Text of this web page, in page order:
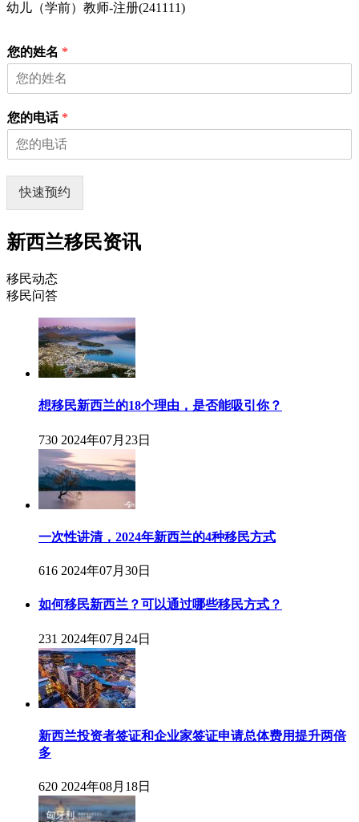
幼儿（学前）教师-注册(241111)
您的姓名 *
您的电话 *
快速预约
新西兰移民资讯
移民动态
移民问答
想移民新西兰的18个理由，是否能吸引你？
730 2024年07月23日
一次性讲清，2024年新西兰的4种移民方式
616 2024年07月30日
如何移民新西兰？可以通过哪些移民方式？
231 2024年07月24日
新西兰投资者签证和企业家签证申请总体费用提升两倍
多
620 2024年08月18日